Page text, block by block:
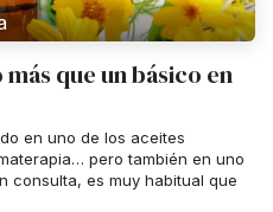
que un básico en
en uno de los aceites
pero también en uno
consulta, es muy habitual que